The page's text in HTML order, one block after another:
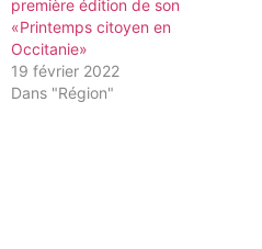
première édition de son
«Printemps citoyen en
Occitanie»
19 février 2022
Dans "Région"